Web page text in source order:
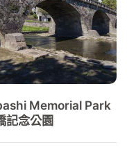
Memorial Park
記念公園